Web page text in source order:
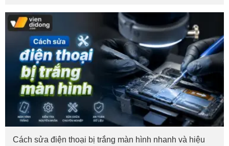
Cách sửa điện thoại bị trắng màn hình nhanh và hiệu